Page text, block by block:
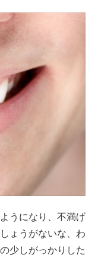
うになり、不満げ
ょうがないな、わ
少しがっかりした